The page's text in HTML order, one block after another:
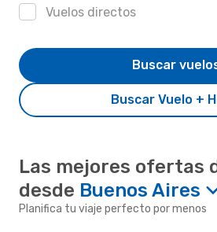
Vuelos directos
Buscar Vuelo +
Buscar
Las mejores ofertas
desde Buenos Aires
Planifica tu viaje perfecto por menos